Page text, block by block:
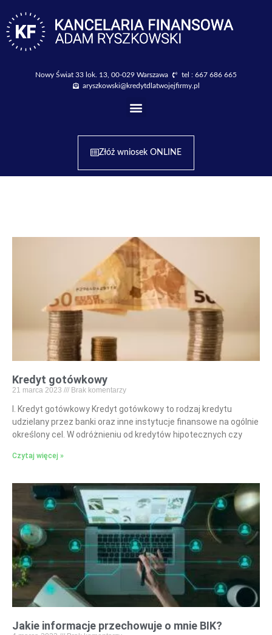
Nowy Świat 33 lok. 13, 00-029 Warszawa
tel : 667 686 665
aryszkowski@kredytdlatwojejfirmy.pl
Złóż wniosek ONLINE
Kredyt gotówkowy
21 marca 2023 Brak komentarzy
I. Kredyt gotówkowy Kredyt gotówkowy to rodzaj kredytu
udzielany przez banki oraz inne instytucje finansowe na ogólnie
określony cel. W odróżnieniu od kredytów hipotecznych czy
Czytaj więcej »
Jakie informacje przechowuje o mnie BIK?